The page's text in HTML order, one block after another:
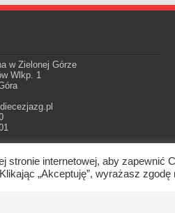
w Zielonej Górze
Wlkp. 1
0102 0021 3694
stronie internetowej, aby zapewnić
„Akceptuję”, wyrażasz